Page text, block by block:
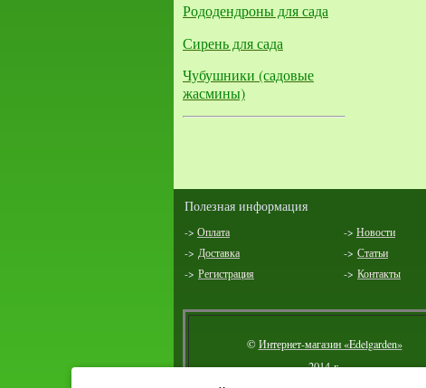
Рододендроны для сада
Сирень для сада
Чубушники (садовые
жасмины)
Полезная информация
-> Оплата -> Новости
-> Доставка -> Статьи
-> Регистрация -> Контакты
©Интернет-магазин «Edelgarden»
2014 г.